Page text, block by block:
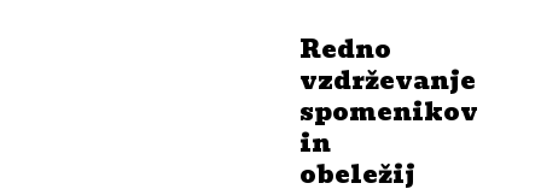
Redno
vzdrževanje
spomenikov
in
obeležij